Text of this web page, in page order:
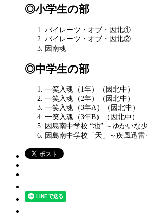
◎小学生の部
パイレーツ・オブ・因北①
パイレーツ・オブ・因北②
因南魂
◎中学生の部
一笑入魂（1年）（因北中）
一笑入魂（2年）（因北中）
一笑入魂（3年A）（因北中）
一笑入魂（3年B）（因北中）
因島南中学校 “地” ～ゆかいな
因島南中学校「天」～疾風迅雷